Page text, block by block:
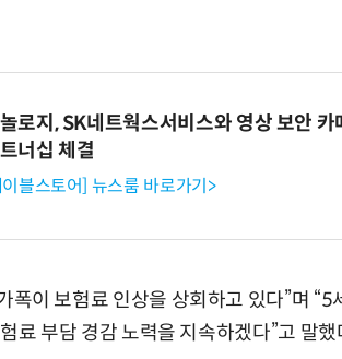
로지, SK네트웍스서비스와 영상 보안 카
너십 체결
블스토어] 뉴스룸 바로가기>
폭이 보험료 인상을 상회하고 있다”며 “5
료 부담 경감 노력을 지속하겠다”고 말했